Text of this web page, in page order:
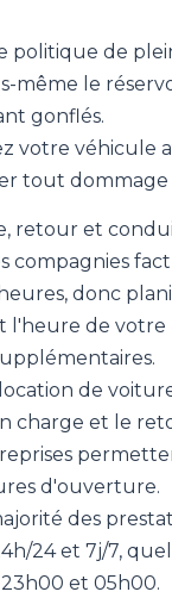
politique de
même le
gonflés.
votre véhicule
tout dommage
retour et
compagnies
donc
l'heure de
de
charge et le
d'ouverture.
des
24 et 7j/7,
et 05h00.